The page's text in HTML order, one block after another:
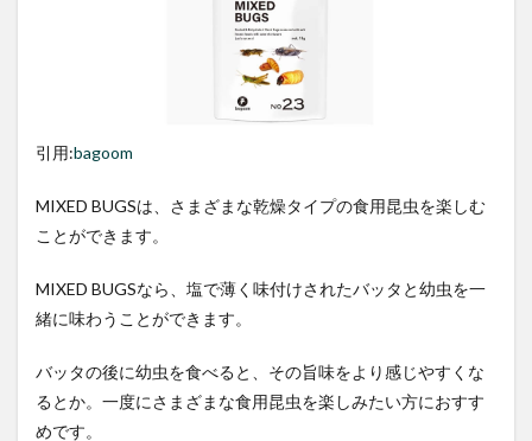
引用:bagoom
MIXED BUGSは、さまざまな乾燥タイプの食用昆虫を楽しむ
ことができます。
MIXED BUGSなら、塩で薄く味付けされたバッタと幼虫を一
緒に味わうことができます。
バッタの後に幼虫を食べると、その旨味をより感じやすくな
るとか。一度にさまざまな食用昆虫を楽しみたい方におすす
めです。